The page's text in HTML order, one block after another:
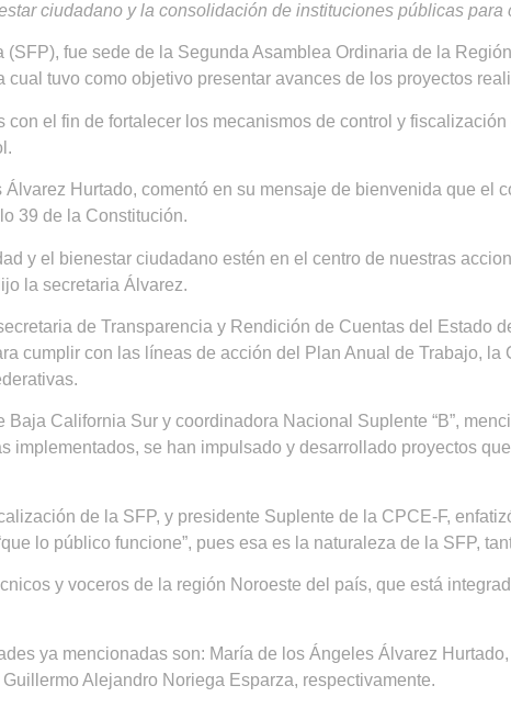
ciudadano y la consolidación de instituciones públicas para
fue sede de la Segunda Asamblea Ordinaria de la
tuvo como objetivo presentar avances de los proyectos
el fin de fortalecer los mecanismos de control y
Hurtado, comentó en su mensaje de bienvenida que el
39 de la Constitución.
y el bienestar ciudadano estén en el centro de nuestras
la secretaria Álvarez.
de Transparencia y Rendición de Cuentas del Estado
cumplir con las líneas de acción del Plan Anual de Trabajo, la
California Sur y coordinadora Nacional Suplente “B”,
implementados, se han impulsado y desarrollado proyectos
de la SFP, y presidente Suplente de la CPCE-F,
lo público funcione”, pues esa es la naturaleza de la SFP,
y voceros de la región Noroeste del país, que está
ya mencionadas son: María de los Ángeles Álvarez
Alejandro Noriega Esparza, respectivamente.